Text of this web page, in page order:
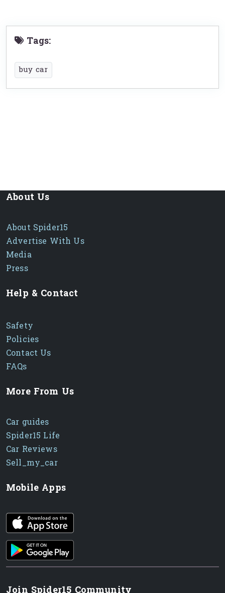
? ធានាម៉ាសុិនប្រអប់លេខ៣ខែ.
☎️ For more details :
? ទៅតាំង
Tags:
buy car
About Us
About Spider15
Advertise With Us
Media
Press
Help & Contact
Safety
Policies
Contact Us
FAQs
More From Us
Car guides
Spider15 Life
Car Reviews
Sell_my_car
Mobile Apps
iOS app
Android App